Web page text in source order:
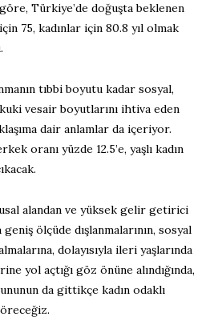
Türkiye’de doğuşta beklenen
75, kadınlar için 80.8 yıl olmak
tıbbi boyutu kadar sosyal,
vesair boyutlarını ihtiva eden
dair anlamlar da içeriyor.
oranı yüzde 12.5’e, yaşlı kadın
alandan ve yüksek gelir getirici
ölçüde dışlanmalarının, sosyal
dolayısıyla ileri yaşlarında
yol açtığı göz önüne alındığında,
da gittikçe kadın odaklı